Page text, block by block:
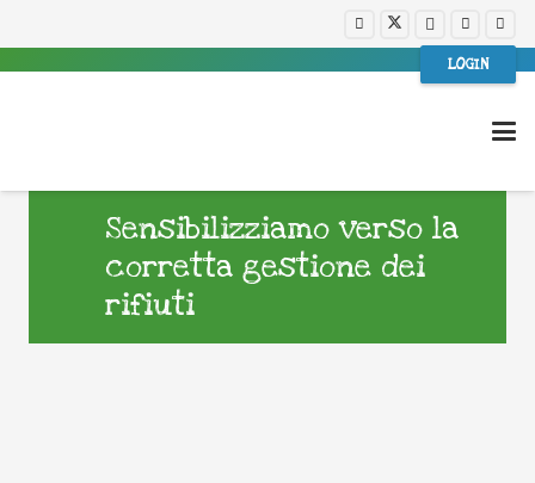
LOGIN
Sensibilizziamo verso la
corretta gestione dei
rifiuti